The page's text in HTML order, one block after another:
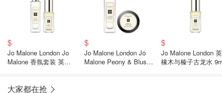
$
Jo Malone London Jo
Malone 香氛套装 英国
$
Jo Malone London Jo
Malone Peony & Blush
$
Jo Malone London
橡木与榛子古龙水
大家都在抢